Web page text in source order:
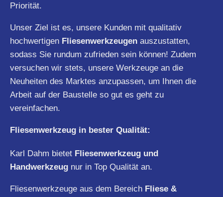
Priorität.
Unser Ziel ist es, unsere Kunden mit qualitativ
hochwertigen Fliesenwerkzeugen auszustatten,
sodass Sie rundum zufrieden sein können! Zudem
versuchen wir stets, unsere Werkzeuge an die
Neuheiten des Marktes anzupassen, um Ihnen die
Arbeit auf der Baustelle so gut es geht zu
vereinfachen.
Fliesenwerkzeug in bester Qualität:
Karl Dahm bietet Fliesenwerkzeug und
Handwerkzeug nur in Top Qualität an.
Fliesenwerkzeuge aus dem Bereich Fliese &